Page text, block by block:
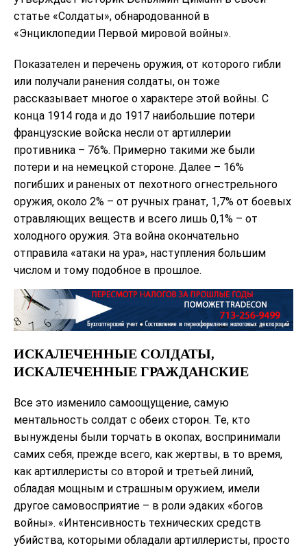
статье «Солдаты», обнародованной в
«Энциклопедии Первой мировой войны».
Показателен и перечень оружия, от которого гибли
или получали ранения солдаты, он тоже
рассказывает многое о характере этой войны. С
конца 1914 года и до 1917 наибольшие потери
французские войска несли от артиллерии
противника – 76%. Примерно такими же были
потери и на немецкой стороне. Далее – 16%
погибших и раненых от пехотного огнестрельного
оружия, около 2% – от ручных гранат, 1,7% от боевых
отравляющих веществ и всего лишь 0,1% – от
холодного оружия. Эта война окончательно
отправила «атаки на ура», наступления большим
числом и тому подобное в прошлое.
ИСКАЛЕЧЕННЫЕ СОЛДАТЫ,
ИСКАЛЕЧЕННЫЕ ГРАЖДАНСКИЕ
Все это изменило самоощущение, самую
ментальность солдат с обеих сторон. Те, кто
вынуждены были торчать в окопах, воспринимали
самих себя, прежде всего, как жертвы, в то время,
как артиллеристы со второй и третьей линий,
обладая мощным и страшным оружием, имели
другое самовосприятие – в роли эдаких «богов
войны». «Интенсивность технических средств
убийства, которыми обладали артиллеристы, просто